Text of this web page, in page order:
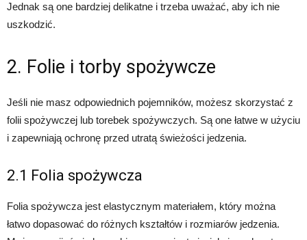
Jednak są one bardziej delikatne i trzeba uważać, aby ich nie
uszkodzić.
2. Folie i torby spożywcze
Jeśli nie masz odpowiednich pojemników, możesz skorzystać z
folii spożywczej lub torebek spożywczych. Są one łatwe w użyciu
i zapewniają ochronę przed utratą świeżości jedzenia.
2.1 Folia spożywcza
Folia spożywcza jest elastycznym materiałem, który można
łatwo dopasować do różnych kształtów i rozmiarów jedzenia.